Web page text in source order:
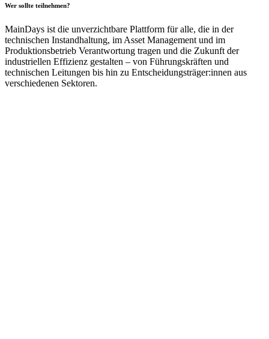
Wer sollte teilnehmen?
MainDays ist die unverzichtbare Plattform für alle, die in der
technischen Instandhaltung, im Asset Management und im
Produktionsbetrieb Verantwortung tragen und die Zukunft der
industriellen Effizienz gestalten – von Führungskräften und
technischen Leitungen bis hin zu Entscheidungsträger:innen aus
verschiedenen Sektoren.